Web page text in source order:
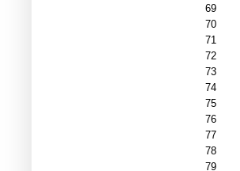
69
70
71
72
73
74
75
76
77
78
79